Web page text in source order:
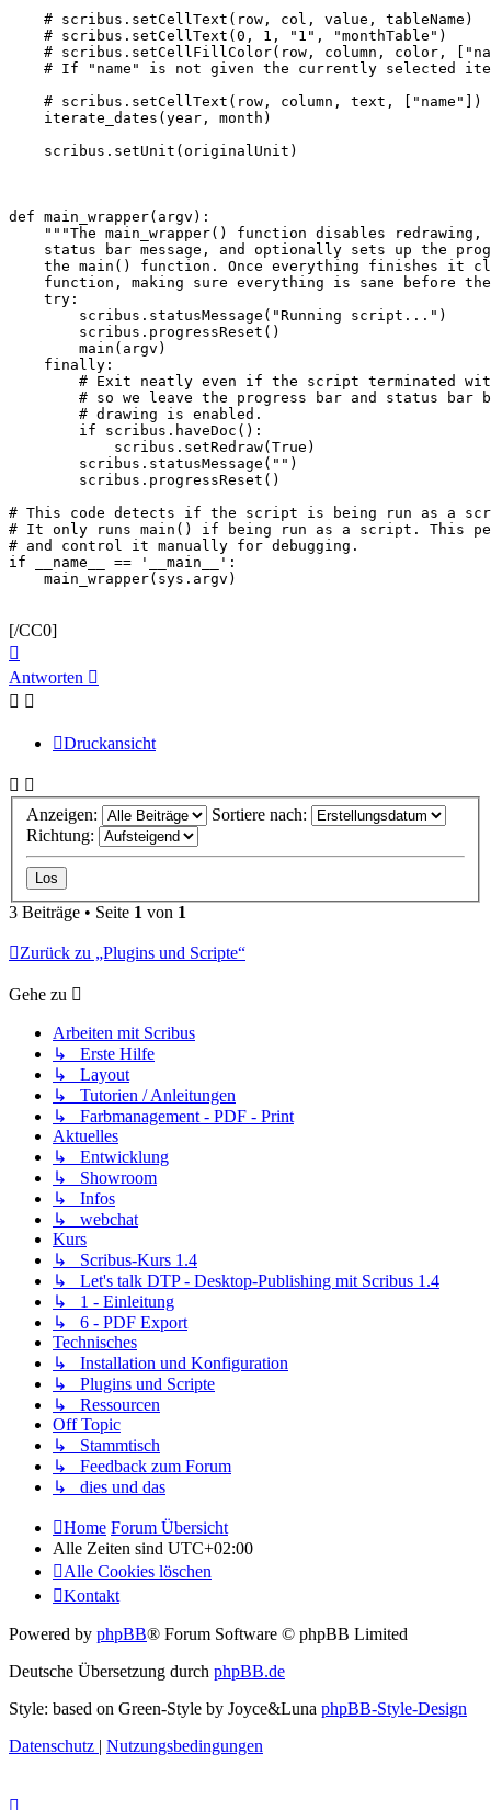
    # scribus.setCellText(row, col, value, tableName)
    # scribus.setCellText(0, 1, "1", "monthTable")
# scribus.setCellFillColor(row, column, color,
# If "name" is not given the currently selected
    # scribus.setCellText(row, column, text, ["name"])
    iterate_dates(year, month)
    scribus.setUnit(originalUnit)
def main_wrapper(argv):
"""The main_wrapper() function disables redrawing,
status bar message, and optionally sets up the
the main() function. Once everything finishes it
function, making sure everything is sane before
    try:
        scribus.statusMessage("Running script...")
        scribus.progressReset()
        main(argv)
    finally:
# Exit neatly even if the script terminated
# so we leave the progress bar and status bar
        # drawing is enabled.
        if scribus.haveDoc():
            scribus.setRedraw(True)
        scribus.statusMessage("")
        scribus.progressReset()
# This code detects if the script is being run as a
# It only runs main() if being run as a script. This
# and control it manually for debugging.
if __name__ == '__main__':
[/CC0]
oben
Antworten
Druckansicht
Anzeigen:
Sortiere nach:
Richtung:
3 Beiträge • Seite 1 von 1
Zurück zu „Plugins und Scripte“
Gehe zu
Arbeiten mit Scribus
↳ Erste Hilfe
↳ Layout
↳ Tutorien / Anleitungen
↳ Farbmanagement - PDF - Print
Aktuelles
↳ Entwicklung
↳ Showroom
↳ Infos
↳ webchat
Kurs
↳ Scribus-Kurs 1.4
↳ Let's talk DTP - Desktop-Publishing mit Scribus 1.4
↳ 1 - Einleitung
↳ 6 - PDF Export
Technisches
↳ Installation und Konfiguration
↳ Plugins und Scripte
↳ Ressourcen
Off Topic
↳ Stammtisch
↳ Feedback zum Forum
↳ dies und das
Home Forum Übersicht
Alle Zeiten sind UTC+02:00
Alle Cookies löschen
Kontakt
Powered by phpBB® Forum Software © phpBB Limited
Deutsche Übersetzung durch phpBB.de
Style: based on Green-Style by Joyce&Luna phpBB-Style-Design
Datenschutz | Nutzungsbedingungen